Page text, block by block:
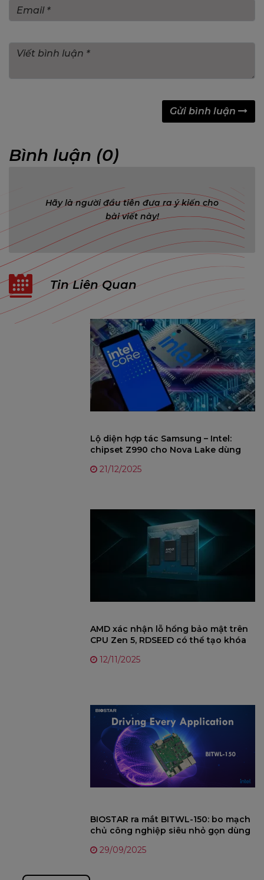
Gửi bình luận
Bình luận (0)
Hãy là người đầu tiên đưa ra ý kiến cho
bài viết này!
Tin Liên Quan
Lộ diện hợp tác Samsung – Intel:
chipset Z990 cho Nova Lake dùng
21/12/2025
AMD xác nhận lỗ hổng bảo mật trên
CPU Zen 5, RDSEED có thể tạo khóa
khai12/11/2025
BIOSTAR ra mắt BITWL-150: bo mạch
chủ công nghiệp siêu nhỏ gọn dùng
29/09/2025